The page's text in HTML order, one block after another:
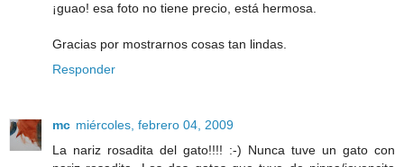
¡guao! esa foto no tiene precio, está hermosa.
Gracias por mostrarnos cosas tan lindas.
Responder
mc miércoles, febrero 04, 2009
La nariz rosadita del gato!!!! :-) Nunca tuve un gato con